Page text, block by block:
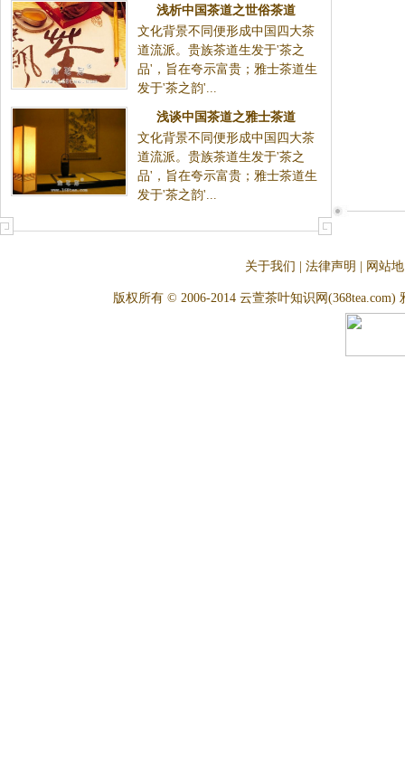
浅析中国茶道之世俗茶道
文化背景不同便形成中国四大茶
道流派。贵族茶道生发于'茶之
品'，旨在夸示富贵；雅士茶道生
发于'茶之韵'...
浅谈中国茶道之雅士茶道
文化背景不同便形成中国四大茶
道流派。贵族茶道生发于'茶之
品'，旨在夸示富贵；雅士茶道生
发于'茶之韵'...
关于我们 法律声明 网站
版权所有 © 2006-2014 云萱茶叶知识网